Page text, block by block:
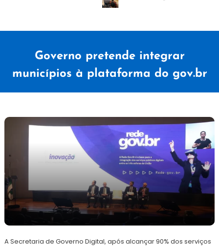
Governo pretende integrar
municípios à plataforma do gov.br
agosto
A Secretaria de Governo Digital, após alcançar 90% dos serviços